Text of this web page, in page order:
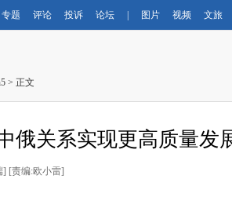
专题 评论 投诉 论坛 图片 视频 文旅
> 正文
俄关系实现更高质量发
] [责编:欧小雷]